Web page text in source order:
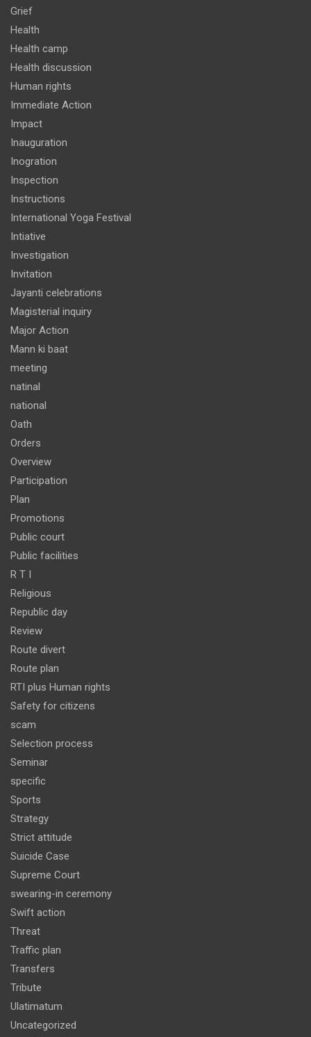
Grief
Health
Health camp
Health discussion
Human rights
Immediate Action
Impact
Inauguration
Inogration
Inspection
Instructions
International Yoga Festival
Intiative
Investigation
Invitation
Jayanti celebrations
Magisterial inquiry
Major Action
Mann ki baat
meeting
natinal
national
Oath
Orders
Overview
Participation
Plan
Promotions
Public court
Public facilities
R T I
Religious
Republic day
Review
Route divert
Route plan
RTI plus Human rights
Safety for citizens
scam
Selection process
Seminar
specific
Sports
Strategy
Strict attitude
Suicide Case
Supreme Court
swearing-in ceremony
Swift action
Threat
Traffic plan
Transfers
Tribute
Ulatimatum
Uncategorized